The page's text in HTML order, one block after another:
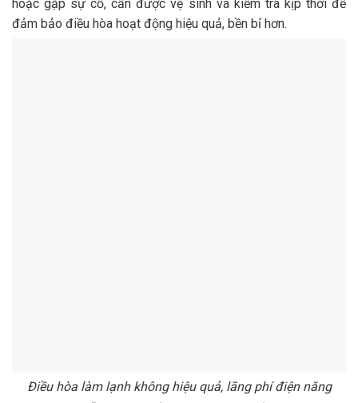
hoặc gặp sự cố, cần được vệ sinh và kiểm tra kịp thời để
đảm bảo điều hòa hoạt động hiệu quả, bền bỉ hơn.
Điều hòa làm lạnh không hiệu quả, lãng phí điện năng